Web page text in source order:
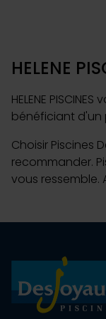
HELENE
HELENE
bénéficiant d'un
Choisir Piscines
recommander.
vous ressemble. A